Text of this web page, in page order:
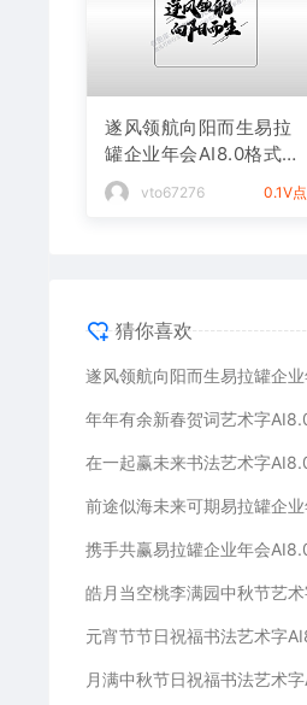
遂风领航向阳而生易拉
罐企业年会AI8.0格式激
光打标文件通用矢量图
vto67276 0.1V点
猜你喜欢